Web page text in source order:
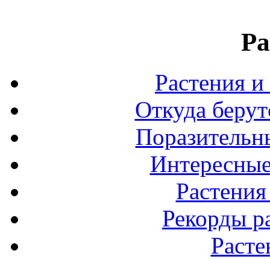
Растения
Откуда
Рекорды